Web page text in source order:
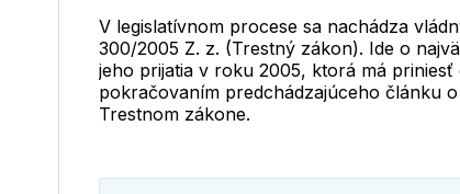
V legislatívnom procese sa nachádza
300/2005 Z. z. (Trestný zákon). Ide o
jeho prijatia v roku 2005, ktorá má
pokračovaním predchádzajúceho článku
Trestnom zákone.